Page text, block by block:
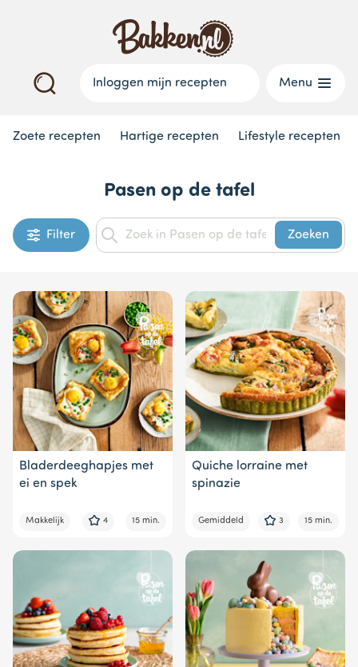
Inloggen mijn recepten Menu
Zoete recepten Hartige recepten Lifestyle recepten
Pasen op de tafel
Filter Zoeken
Bladerdeeghapjes met
ei en spek
Makkelijk 4 15 min.
Quiche lorraine met
spinazie
Gemiddeld 3 15 min.